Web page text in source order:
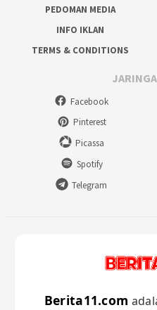
PEDOMAN MEDIA
INFO IKLAN
TERMS & CONDITIONS
Facebook
Pinterest
Picassa
Spotify
Telegram
Berita11.com